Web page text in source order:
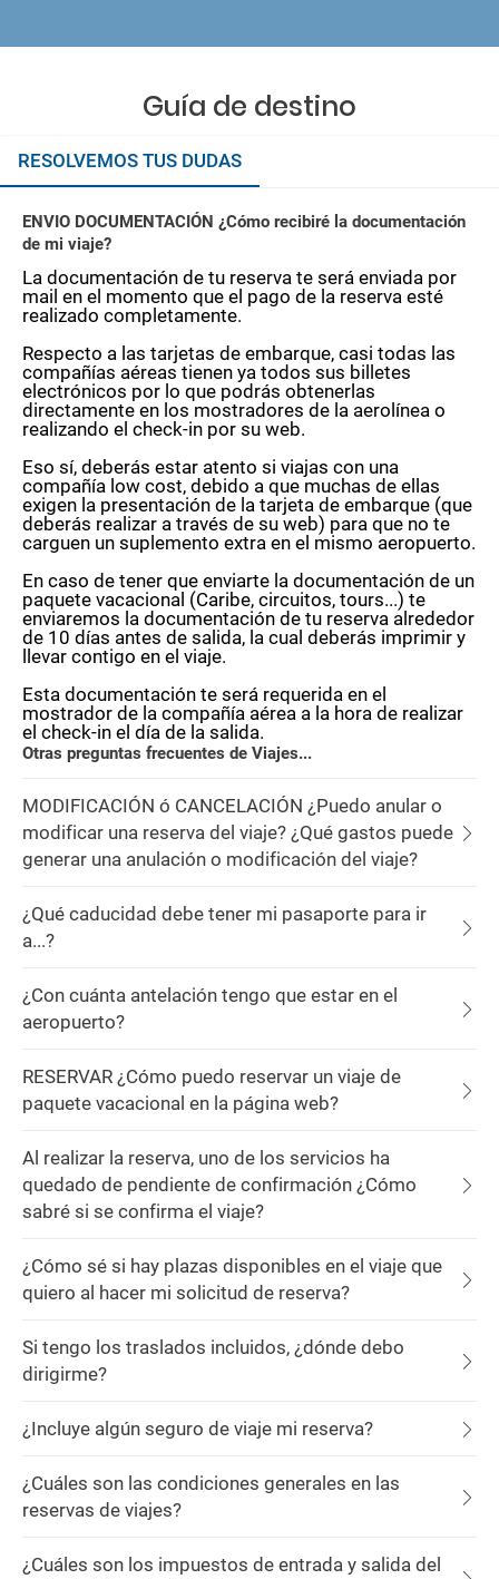
Guía de destino
RESOLVEMOS TUS DUDAS
ENVIO DOCUMENTACIÓN ¿Cómo recibiré la documentación
de mi viaje?
La documentación de tu reserva te será enviada por
mail en el momento que el pago de la reserva esté
realizado completamente.
Respecto a las tarjetas de embarque, casi todas las
compañías aéreas tienen ya todos sus billetes
electrónicos por lo que podrás obtenerlas
directamente en los mostradores de la aerolínea o
realizando el check-in por su web.
Eso sí, deberás estar atento si viajas con una
compañía low cost, debido a que muchas de ellas
exigen la presentación de la tarjeta de embarque (que
deberás realizar a través de su web) para que no te
carguen un suplemento extra en el mismo aeropuerto.
En caso de tener que enviarte la documentación de un
paquete vacacional (Caribe, circuitos, tours...) te
enviaremos la documentación de tu reserva alrededor
de 10 días antes de salida, la cual deberás imprimir y
llevar contigo en el viaje.
Esta documentación te será requerida en el
mostrador de la compañía aérea a la hora de realizar
el check-in el día de la salida.
Otras preguntas frecuentes de Viajes...
MODIFICACIÓN ó CANCELACIÓN ¿Puedo anular o
modificar una reserva del viaje? ¿Qué gastos puede
generar una anulación o modificación del viaje?
¿Qué caducidad debe tener mi pasaporte para ir
a...?
¿Con cuánta antelación tengo que estar en el
aeropuerto?
RESERVAR ¿Cómo puedo reservar un viaje de
paquete vacacional en la página web?
Al realizar la reserva, uno de los servicios ha
quedado de pendiente de confirmación ¿Cómo
sabré si se confirma el viaje?
¿Cómo sé si hay plazas disponibles en el viaje que
quiero al hacer mi solicitud de reserva?
Si tengo los traslados incluidos, ¿dónde debo
dirigirme?
¿Incluye algún seguro de viaje mi reserva?
¿Cuáles son las condiciones generales en las
reservas de viajes?
¿Cuáles son los impuestos de entrada y salida del